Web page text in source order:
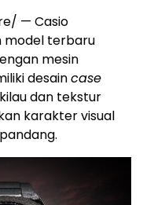
— Casio
model terbaru
mesin
desaincase
dan tekstur
karakter visual